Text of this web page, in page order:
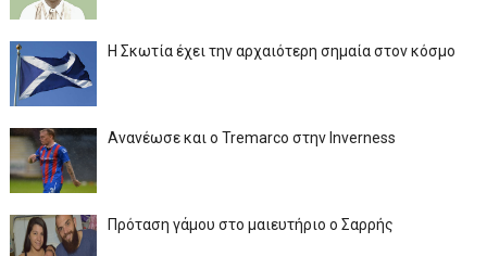
Η Σκωτία έχει την αρχαιότερη σημαία στον κόσμο
Ανανέωσε και ο Tremarco στην Inverness
Πρόταση γάμου στο μαιευτήριο ο Σαρρής